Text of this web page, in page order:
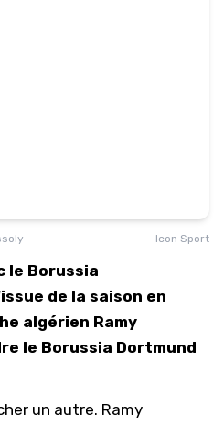
Icon Sport
le Borussia
de la saison en
algérien Ramy
le Borussia Dortmund
un autre. Ramy